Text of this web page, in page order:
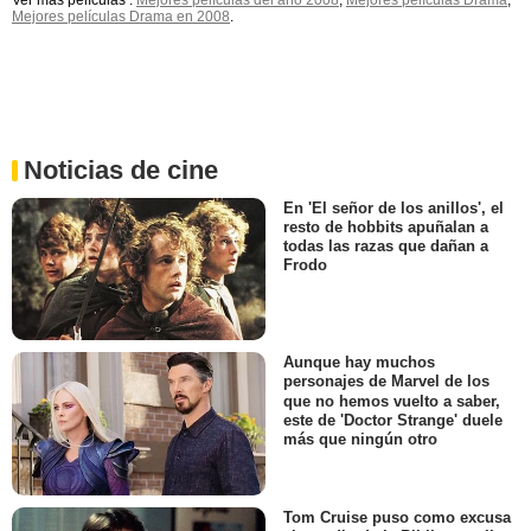
Mejores películas Drama en 2008.
Noticias de cine
En 'El señor de los anillos', el
resto de hobbits apuñalan a
todas las razas que dañan a
Frodo
Aunque hay muchos
personajes de Marvel de los
que no hemos vuelto a saber,
este de 'Doctor Strange' duele
más que ningún otro
Tom Cruise puso como excusa